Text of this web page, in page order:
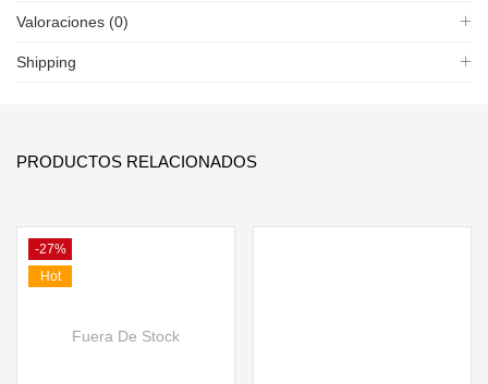
Valoraciones (0)
Shipping
PRODUCTOS RELACIONADOS
-27%
Hot
Fuera De Stock